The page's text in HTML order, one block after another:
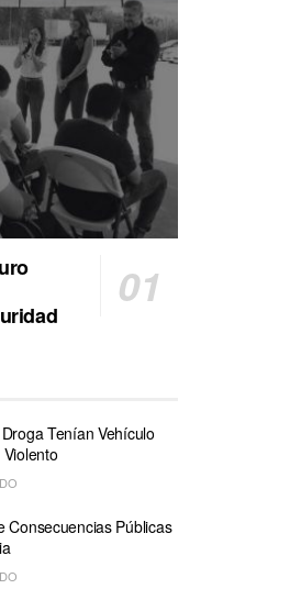
Tenían Vehículo
Consecuencias Públicas